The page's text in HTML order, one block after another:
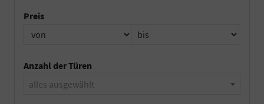
Preis
Anzahl der Türen
alles ausgewählt